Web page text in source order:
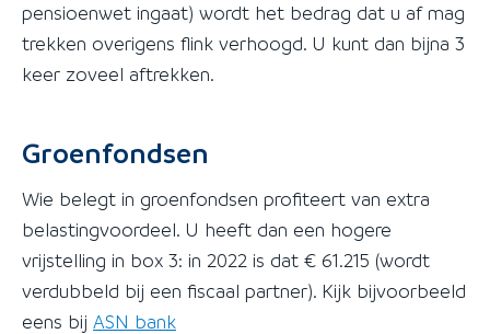
pensioenwet ingaat) wordt het bedrag dat u af mag
trekken overigens flink verhoogd. U kunt dan bijna 3
keer zoveel aftrekken.
Groenfondsen
Wie belegt in groenfondsen profiteert van extra
belastingvoordeel. U heeft dan een hogere
vrijstelling in box 3: in 2022 is dat € 61.215 (wordt
verdubbeld bij een fiscaal partner). Kijk bijvoorbeeld
eens bij ASN bank